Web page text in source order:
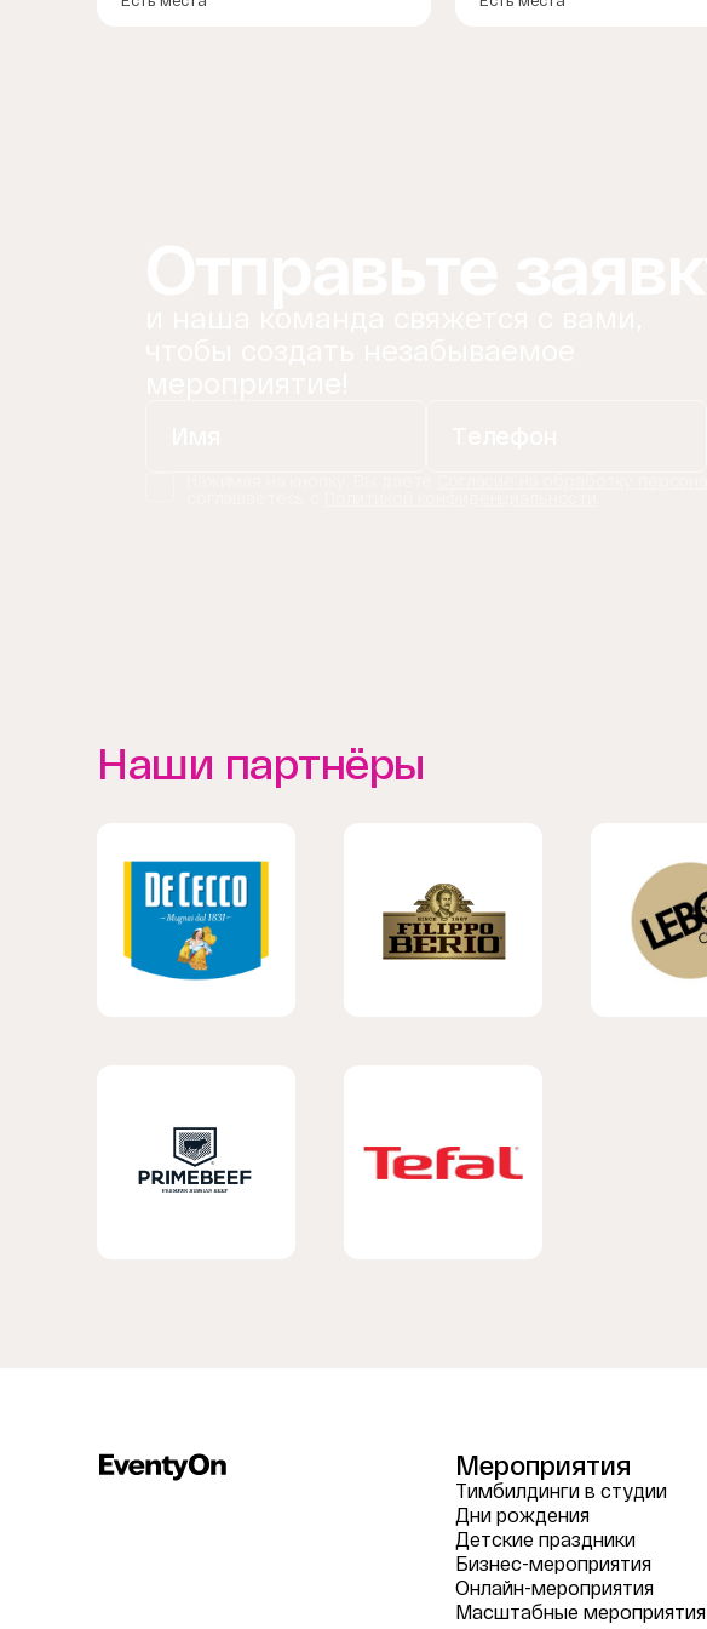
Наши партнёры
Мероприятия
Тимбилдинги в студии
Дни рождения
Детские праздники
Бизнес-мероприятия
Онлайн-мероприятия
Масштабные мероприятия